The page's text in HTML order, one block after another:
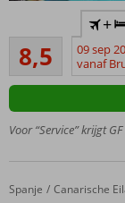
Accommodatie
GSTC erkend
Luxe, service
en kwaliteit
onvergetelijke
ervaring
4.500 m2
zonneterras
8,5Aanrader
19
beoordelingen
+
09 sep
vanaf
Voor “Service” krijgt
Home
Spanje Canarische
GF Isabel